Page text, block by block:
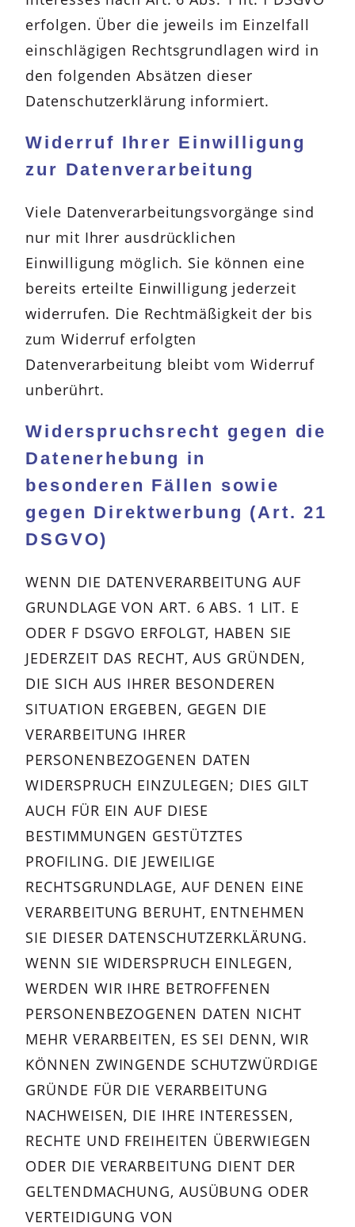
erfolgen. Über die jeweils im Einzelfall
einschlägigen Rechtsgrundlagen wird in
den folgenden Absätzen dieser
Datenschutzerklärung informiert.
Widerruf Ihrer Einwilligung
zur Datenverarbeitung
Viele Datenverarbeitungsvorgänge sind
nur mit Ihrer ausdrücklichen
Einwilligung möglich. Sie können eine
bereits erteilte Einwilligung jederzeit
widerrufen. Die Rechtmäßigkeit der bis
zum Widerruf erfolgten
Datenverarbeitung bleibt vom Widerruf
unberührt.
Widerspruchsrecht gegen die
Datenerhebung in
besonderen Fällen sowie
gegen Direktwerbung (Art. 21
DSGVO)
WENN DIE DATENVERARBEITUNG AUF
GRUNDLAGE VON ART. 6 ABS. 1 LIT. E
ODER F DSGVO ERFOLGT, HABEN SIE
JEDERZEIT DAS RECHT, AUS GRÜNDEN,
DIE SICH AUS IHRER BESONDEREN
SITUATION ERGEBEN, GEGEN DIE
VERARBEITUNG IHRER
PERSONENBEZOGENEN DATEN
WIDERSPRUCH EINZULEGEN; DIES GILT
AUCH FÜR EIN AUF DIESE
BESTIMMUNGEN GESTÜTZTES
PROFILING. DIE JEWEILIGE
RECHTSGRUNDLAGE, AUF DENEN EINE
VERARBEITUNG BERUHT, ENTNEHMEN
SIE DIESER DATENSCHUTZERKLÄRUNG.
WENN SIE WIDERSPRUCH EINLEGEN,
WERDEN WIR IHRE BETROFFENEN
PERSONENBEZOGENEN DATEN NICHT
MEHR VERARBEITEN, ES SEI DENN, WIR
KÖNNEN ZWINGENDE SCHUTZWÜRDIGE
GRÜNDE FÜR DIE VERARBEITUNG
NACHWEISEN, DIE IHRE INTERESSEN,
RECHTE UND FREIHEITEN ÜBERWIEGEN
ODER DIE VERARBEITUNG DIENT DER
GELTENDMACHUNG, AUSÜBUNG ODER
VERTEIDIGUNG VON